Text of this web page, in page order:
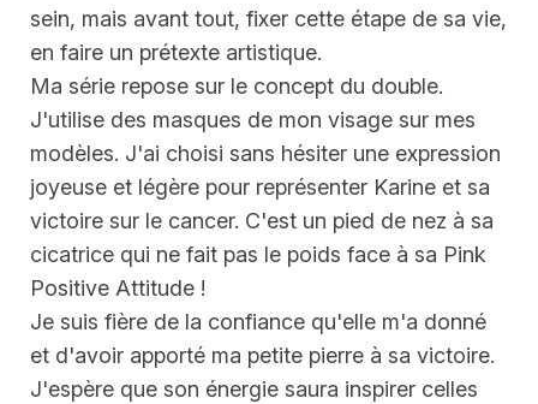
sein, mais avant tout, fixer cette étape de sa vie,
en faire un prétexte artistique.
Ma série repose sur le concept du double.
J'utilise des masques de mon visage sur mes
modèles. J'ai choisi sans hésiter une expression
joyeuse et légère pour représenter Karine et sa
victoire sur le cancer. C'est un pied de nez à sa
cicatrice qui ne fait pas le poids face à sa Pink
Positive Attitude !
Je suis fière de la confiance qu'elle m'a donné
et d'avoir apporté ma petite pierre à sa victoire.
J'espère que son énergie saura inspirer celles